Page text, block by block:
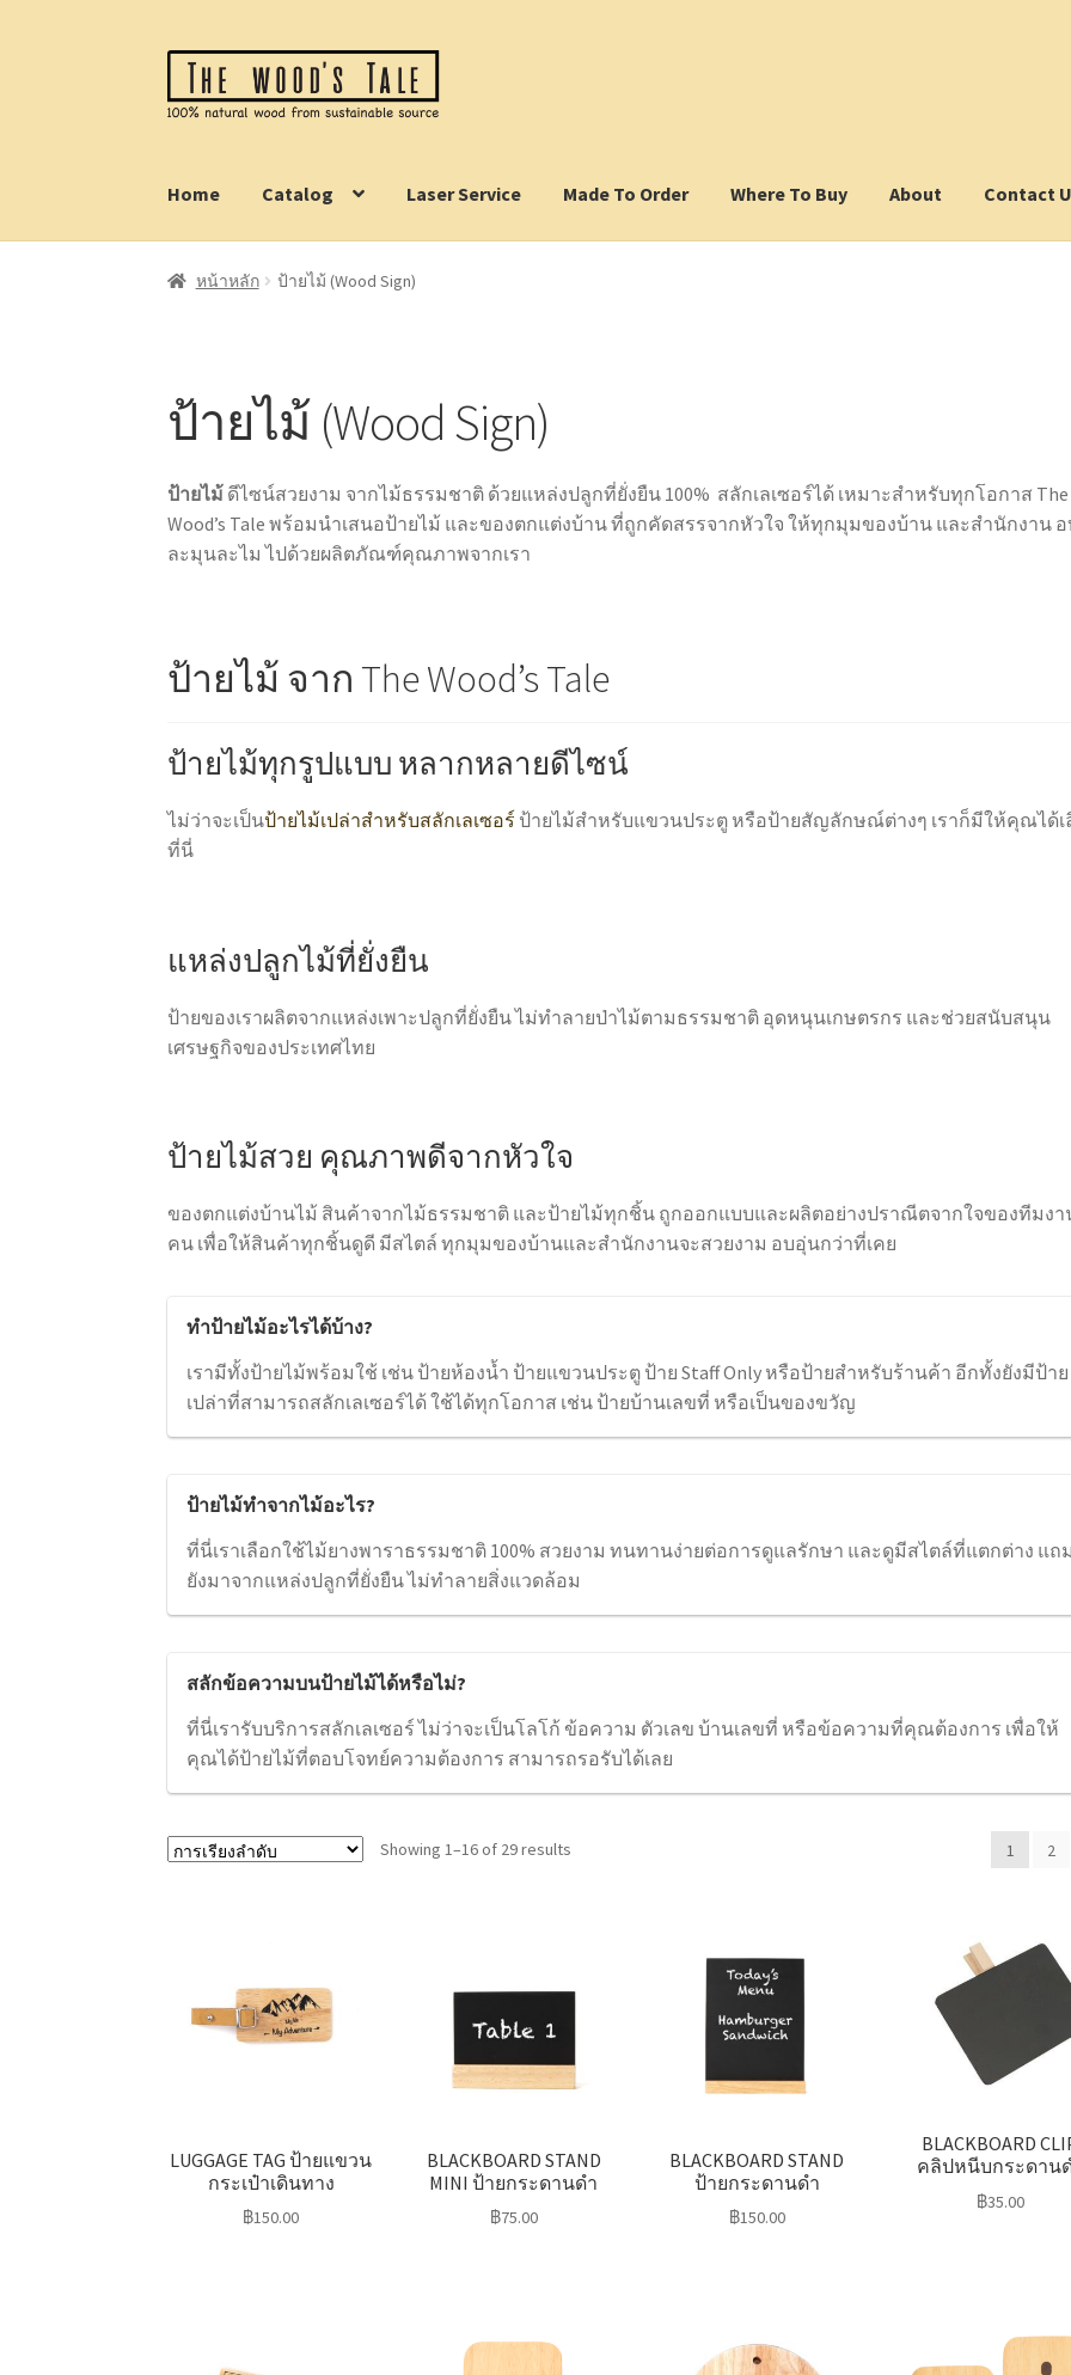
Skip
to
navigation
Skip
to
content
Home Catalog Laser Service Made To Order Where To Buy About Contact
หน้าหลัก ป้ายไม้ (Wood Sign)
ป้ายไม้ (Wood Sign)
ป้ายไม้ ดีไซน์สวยงาม จากไม้ธรรมชาติ ด้วยแหล่งปลูกที่ยั่งยืน 100% สลักเลเซอร์ได้ เหมาะสำหรับทุกโอกาส The
Wood’s Tale พร้อมนำเสนอป้ายไม้ และของตกแต่งบ้าน ที่ถูกคัดสรรจากหัวใจ ให้ทุกมุมของบ้าน และสำนักงาน
ละมุนละไม ไปด้วยผลิตภัณฑ์คุณภาพจากเรา
ป้ายไม้ จาก The Wood’s Tale
ป้ายไม้ทุกรูปแบบ หลากหลายดีไซน์
ไม่ว่าจะเป็นป้ายไม้เปล่าสำหรับสลักเลเซอร์ ป้ายไม้สำหรับแขวนประตู หรือป้ายสัญลักษณ์ต่างๆ เราก็มีให้คุณได้เ
ที่นี่
แหล่งปลูกไม้ที่ยั่งยืน
ป้ายของเราผลิตจากแหล่งเพาะปลูกที่ยั่งยืน ไม่ทำลายป่าไม้ตามธรรมชาติ อุดหนุนเกษตรกร และช่วยสนับสนุน
เศรษฐกิจของประเทศไทย
ป้ายไม้สวย คุณภาพดีจากหัวใจ
ของตกแต่งบ้านไม้ สินค้าจากไม้ธรรมชาติ และป้ายไม้ทุกชิ้น ถูกออกแบบและผลิตอย่างปราณีตจากใจของทีมง
คน เพื่อให้สินค้าทุกชิ้นดูดี มีสไตล์ ทุกมุมของบ้านและสำนักงานจะสวยงาม อบอุ่นกว่าที่เคย
ทำป้ายไม้อะไรได้บ้าง?
เรามีทั้งป้ายไม้พร้อมใช้ เช่น ป้ายห้องน้ำ ป้ายแขวนประตู ป้าย Staff Only หรือป้ายสำหรับร้านค้า อีกทั้งยังมีป้าย
เปล่าที่สามารถสลักเลเซอร์ได้ ใช้ได้ทุกโอกาส เช่น ป้ายบ้านเลขที่ หรือเป็นของขวัญ
ป้ายไม้ทำจากไม้อะไร?
ที่นี่เราเลือกใช้ไม้ยางพาราธรรมชาติ 100% สวยงาม ทนทานง่ายต่อการดูแลรักษา และดูมีสไตล์ที่แตกต่าง แถ
ยังมาจากแหล่งปลูกที่ยั่งยืน ไม่ทำลายสิ่งแวดล้อม
สลักข้อความบนป้ายไม้ได้หรือไม่?
ที่นี่เรารับบริการสลักเลเซอร์ ไม่ว่าจะเป็นโลโก้ ข้อความ ตัวเลข บ้านเลขที่ หรือข้อความที่คุณต้องการ เพื่อให้
คุณได้ป้ายไม้ที่ตอบโจทย์ความต้องการ สามารถรอรับได้เลย
Showing 1–16 of 29 results 1 2
LUGGAGE TAG ป้ายแขวน
กระเป๋าเดินทาง
฿150.00
BLACKBOARD STAND
MINI ป้ายกระดานดำ
฿75.00
BLACKBOARD STAND
ป้ายกระดานดำ
฿150.00
BLACKBOARD
คลิปหนีบกระดาน
฿35.00